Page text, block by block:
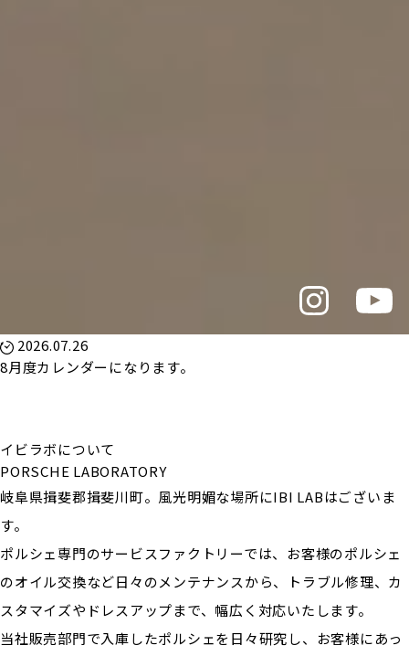
2026.07.26
8月度カレンダーになります。
イビラボについて
PORSCHE LABORATORY
岐阜県揖斐郡揖斐川町。風光明媚な場所にIBI LABはございま
す。
ポルシェ専門のサービスファクトリーでは、お客様のポルシェ
のオイル交換など日々のメンテナンスから、トラブル修理、カ
スタマイズやドレスアップまで、幅広く対応いたします。
当社販売部門で入庫したポルシェを日々研究し、お客様にあっ